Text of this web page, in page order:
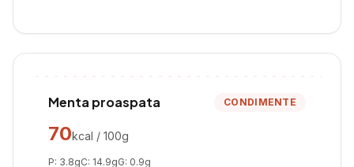
Menta proaspata CONDIMENTE
70kcal / 100g
P: 3.8gC: 14.9gG: 0.9g